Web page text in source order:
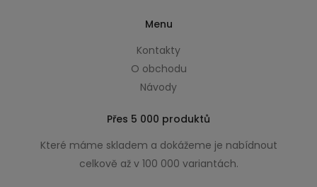
Menu
Kontakty
O obchodu
Návody
Přes 5 000 produktů
Které máme skladem a dokážeme je nabídnout
celkově až v 100 000 variantách.